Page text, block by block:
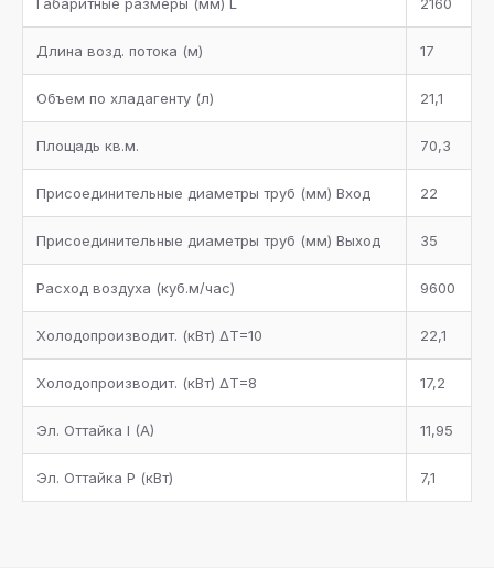
Габаритные размеры (мм) L 2160
Длина возд. потока (м) 17
Объем по хладагенту (л) 21,1
Площадь кв.м. 70,3
Присоединительные диаметры труб (мм) Вход 22
Присоединительные диаметры труб (мм) Выход 35
Расход воздуха (куб.м/час) 9600
Холодопроизводит. (кВт) ΔТ=10 22,1
Холодопроизводит. (кВт) ΔТ=8 17,2
Эл. Оттайка I (A) 11,95
Эл. Оттайка P (кВт) 7,1